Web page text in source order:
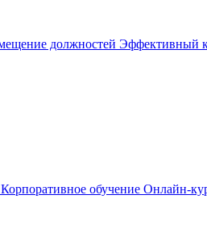
должностей Эффективный
Корпоративное обучение Онлайн-